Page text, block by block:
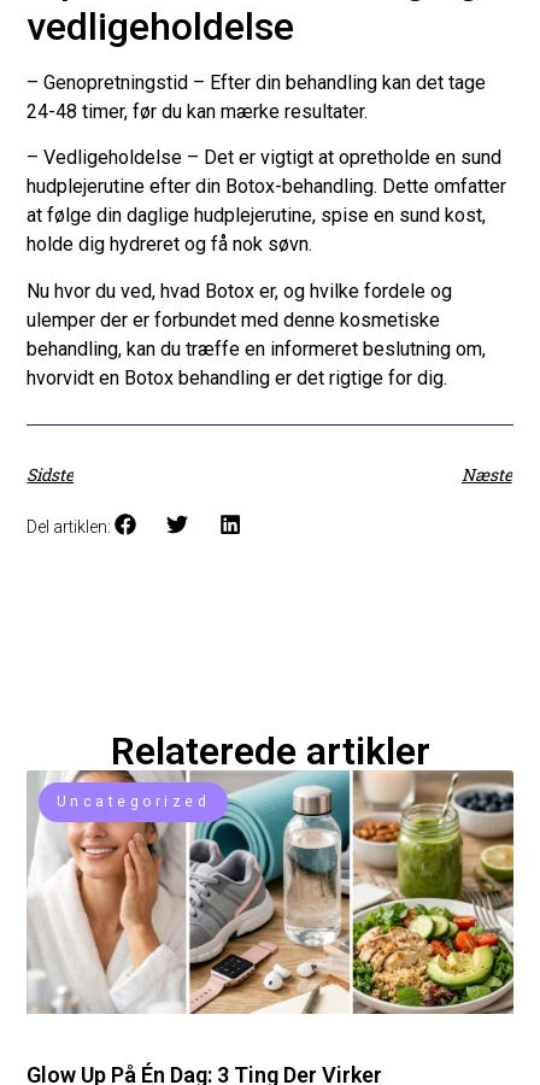
vedligeholdelse
– Genopretningstid – Efter din behandling kan det tage
24-48 timer, før du kan mærke resultater.
– Vedligeholdelse – Det er vigtigt at opretholde en sund
hudplejerutine efter din Botox-behandling. Dette omfatter
at følge din daglige hudplejerutine, spise en sund kost,
holde dig hydreret og få nok søvn.
Nu hvor du ved, hvad Botox er, og hvilke fordele og
ulemper der er forbundet med denne kosmetiske
behandling, kan du træffe en informeret beslutning om,
hvorvidt en Botox behandling er det rigtige for dig.
Sidste Næste
Del artiklen:
Relaterede artikler
Uncategorized
Glow Up På Én Dag: 3 Ting Der Virker